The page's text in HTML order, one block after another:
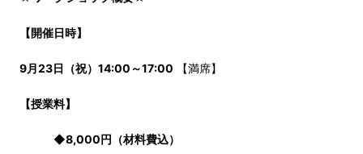
【開催日時】
9月23日（祝）14:00～17:00 【満席】
【授業料】
◆8,000円（材料費込）